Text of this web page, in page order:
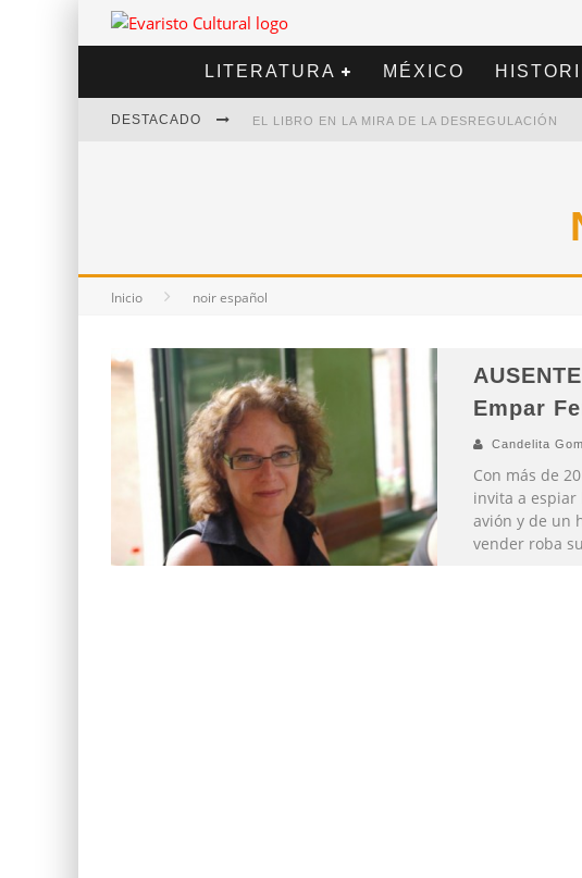
LITERATURA MÉXICO
DESTACADO EL LIBRO EN LA MIRA DE LA DESREGULACIÓN
Inicio noir español
Empar
Candelita
Con más de
invita a
avión y de un
vender roba